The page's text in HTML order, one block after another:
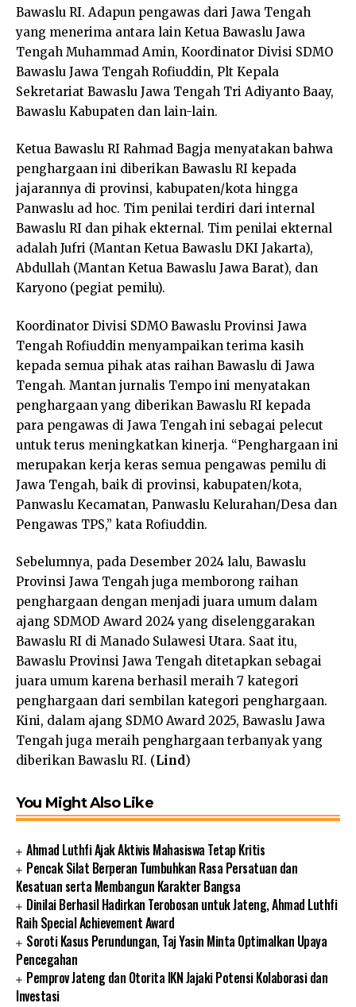
Bawaslu RI. Adapun pengawas dari Jawa Tengah
yang menerima antara lain Ketua Bawaslu Jawa
Tengah Muhammad Amin, Koordinator Divisi SDMO
Bawaslu Jawa Tengah Rofiuddin, Plt Kepala
Sekretariat Bawaslu Jawa Tengah Tri Adiyanto Baay,
Bawaslu Kabupaten dan lain-lain.
Ketua Bawaslu RI Rahmad Bagja menyatakan bahwa
penghargaan ini diberikan Bawaslu RI kepada
jajarannya di provinsi, kabupaten/kota hingga
Panwaslu ad hoc. Tim penilai terdiri dari internal
Bawaslu RI dan pihak ekternal. Tim penilai ekternal
adalah Jufri (Mantan Ketua Bawaslu DKI Jakarta),
Abdullah (Mantan Ketua Bawaslu Jawa Barat), dan
Karyono (pegiat pemilu).
Koordinator Divisi SDMO Bawaslu Provinsi Jawa
Tengah Rofiuddin menyampaikan terima kasih
kepada semua pihak atas raihan Bawaslu di Jawa
Tengah. Mantan jurnalis Tempo ini menyatakan
penghargaan yang diberikan Bawaslu RI kepada
para pengawas di Jawa Tengah ini sebagai pelecut
untuk terus meningkatkan kinerja. “Penghargaan ini
merupakan kerja keras semua pengawas pemilu di
Jawa Tengah, baik di provinsi, kabupaten/kota,
Panwaslu Kecamatan, Panwaslu Kelurahan/Desa dan
Pengawas TPS,” kata Rofiuddin.
Sebelumnya, pada Desember 2024 lalu, Bawaslu
Provinsi Jawa Tengah juga memborong raihan
penghargaan dengan menjadi juara umum dalam
ajang SDMOD Award 2024 yang diselenggarakan
Bawaslu RI di Manado Sulawesi Utara. Saat itu,
Bawaslu Provinsi Jawa Tengah ditetapkan sebagai
juara umum karena berhasil meraih 7 kategori
penghargaan dari sembilan kategori penghargaan.
Kini, dalam ajang SDMO Award 2025, Bawaslu Jawa
Tengah juga meraih penghargaan terbanyak yang
diberikan Bawaslu RI. (Lind)
You Might Also Like
Ahmad Luthfi Ajak Aktivis Mahasiswa Tetap Kritis
Pencak Silat Berperan Tumbuhkan Rasa Persatuan dan
Kesatuan serta Membangun Karakter Bangsa
Dinilai Berhasil Hadirkan Terobosan untuk Jateng, Ahmad Luthfi
Raih Special Achievement Award
Soroti Kasus Perundungan, Taj Yasin Minta Optimalkan Upaya
Pencegahan
Pemprov Jateng dan Otorita IKN Jajaki Potensi Kolaborasi dan
Investasi